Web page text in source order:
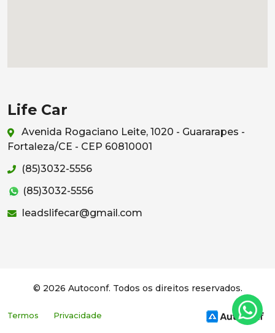
Life Car
Avenida Rogaciano Leite, 1020 - Guararapes -
Fortaleza/CE - CEP 60810001
(85)3032-5556
(85)3032-5556
leadslifecar@gmail.com
© 2026 Autoconf. Todos os direitos reservados.
Termos Privacidade